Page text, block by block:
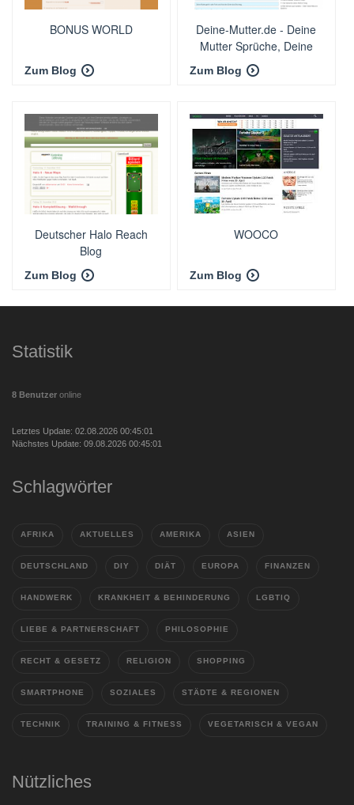
BONUS WORLD
Zum Blog
Deine-Mutter.de - Deine
Mutter Sprüche, Deine
Mutter Witze
Zum Blog
Deutscher Halo Reach
Blog
Zum Blog
WOOCO
Zum Blog
Statistik
8 Benutzer online
Letztes Update: 02.08.2026 00:45:01
Nächstes Update: 09.08.2026 00:45:01
Schlagwörter
AFRIKA AKTUELLES AMERIKA ASIEN
DEUTSCHLAND DIY DIÄT EUROPA FINANZEN
HANDWERK KRANKHEIT & BEHINDERUNG LGBTIQ
LIEBE & PARTNERSCHAFT PHILOSOPHIE
RECHT & GESETZ RELIGION SHOPPING
SMARTPHONE SOZIALES STÄDTE & REGIONEN
TECHNIK TRAINING & FITNESS VEGETARISCH & VEGAN
Nützliches